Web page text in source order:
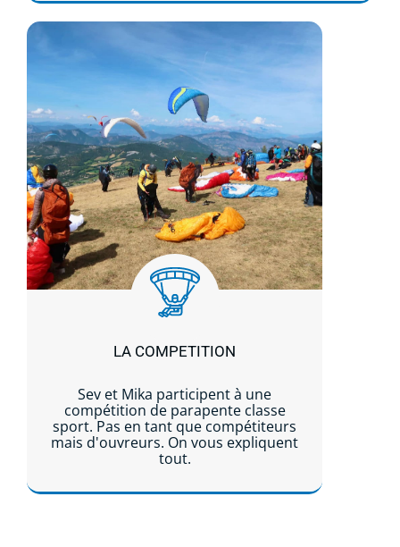
Lire la suite...
LA COMPETITION
Sev et Mika participent à une
compétition de parapente classe
sport. Pas en tant que compétiteurs
mais d'ouvreurs. On vous expliquent
tout.